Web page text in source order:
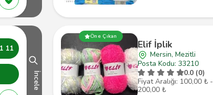
11
İncele
Öne Çıkan
Elif İplik
Mersin, Mezitli
Posta Kodu: 33210
0.0 (0)
Fiyat Aralığı: 100,00 ₺ -
200,00 ₺